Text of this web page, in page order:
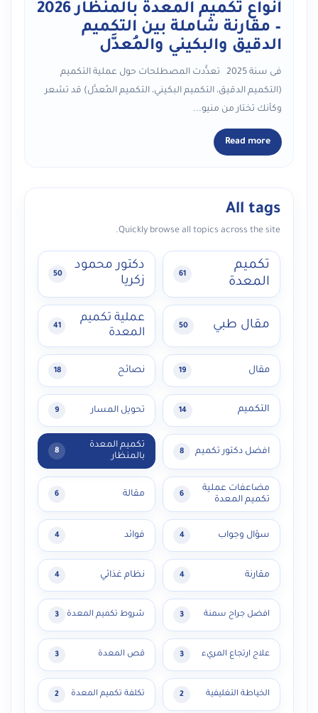
أنواع تكميم المعدة بالمنظار 2026
– مقارنة شاملة بين التكميم
الدقيق والبكيني والمُعدَّل
فى سنة 2025 تعدُّدت المصطلحات حول عملية التكميم
(التكميم الدقيق، التكميم البكيني، التكميم المُعدَّل) قد تشعر
وكأنك تختار من منيو...
Read more
All tags
Quickly browse all topics across the site.
تكميم
المعدة
61
دكتور محمود
زكريا
50
مقال طبي 50
عملية تكميم
المعدة
41
مقال 19 نصائح 18
التكميم 14 تحويل المسار 9
افضل دكتور تكميم 8
تكميم المعدة
بالمنظار
8
مضاعفات عملية
تكميم المعدة
6 مقالة 6
سؤال وجواب 4 فوائد 4
مقارنة 4 نظام غذائي 4
افضل جراح سمنة 3 شروط تكميم المعدة 3
علاج ارتجاع المريء 3 قص المعدة 3
الخياطة التغليفية 2 تكلفة تكميم المعدة 2